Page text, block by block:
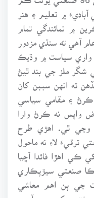
آباديءَ ۾ تعليم ۽ هنر
۾ نمائندگي تمام
آهي ته سنڌي مزدور
واري سياست ۾ وڌيڪ
شگر ملز جي بند ٿيڻ
ته انهن سببن کان
ڪرڻ ۽ مقامي سياسي
واپس نه ڪرڻ وارا
وڃي ٿي. اهڙي طرح
ترقيءَ لاءِ نه ماحول
ڪي اهڙا فائدا آڇيا
صنعتي سيڙپڪاري
جي ٻن اهم معاشي
پٺتي رکيو ويو آهي.